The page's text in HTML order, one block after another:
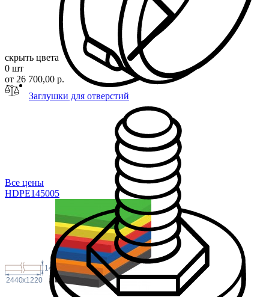
Заглушки для отверстий
скрыть цвета
0 шт
от 26 700,00 р.
Все цены
HDPE145005
14
2440 1220
x